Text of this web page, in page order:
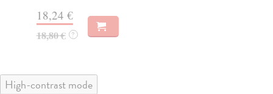
18,24 €
18,80 € ?
High-contrast mode